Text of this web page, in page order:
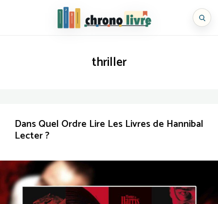
Chronolivre
thriller
Dans Quel Ordre Lire Les Livres de Hannibal
Lecter ?